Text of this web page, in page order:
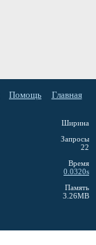
Помощь Главная
Ширина
Запросы
22
Время
0.0320s
Память
3.26MB